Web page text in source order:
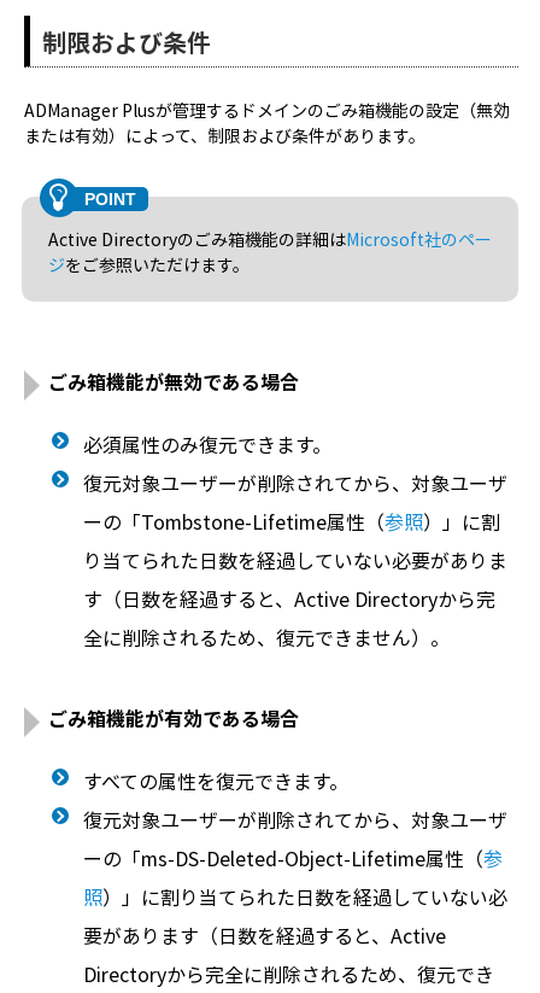
制限および条件
ADManager Plusが管理するドメインのごみ箱機能の設定（無効
または有効）によって、制限および条件があります。
Active Directoryのごみ箱機能の詳細はMicrosoft社のペー
ジをご参照いただけます。
ごみ箱機能が無効である場合
必須属性のみ復元できます。
復元対象ユーザーが削除されてから、対象ユーザ
ーの「Tombstone-Lifetime属性（参照）」に割
り当てられた日数を経過していない必要がありま
す（日数を経過すると、Active Directoryから完
全に削除されるため、復元できません）。
ごみ箱機能が有効である場合
すべての属性を復元できます。
復元対象ユーザーが削除されてから、対象ユーザ
ーの「ms-DS-Deleted-Object-Lifetime属性（参
照）」に割り当てられた日数を経過していない必
要があります（日数を経過すると、Active
Directoryから完全に削除されるため、復元でき